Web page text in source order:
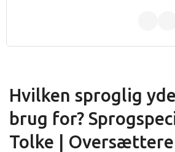
Hvilken sproglig
brug for?
Tolke |